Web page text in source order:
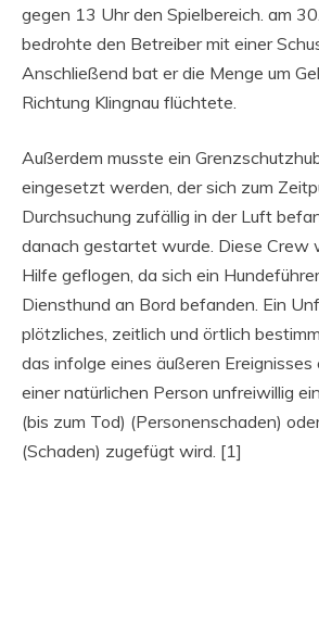
gegen 13 Uhr den Spielbereich. am
bedrohte den Betreiber mit einer
Anschließend bat er die Menge um
Richtung Klingnau flüchtete.
Außerdem musste ein
eingesetzt werden, der sich zum
Durchsuchung zufällig in der Luft
danach gestartet wurde. Diese Crew
Hilfe geflogen, da sich ein
Diensthund an Bord befanden. Ein
plötzliches, zeitlich und örtlich
das infolge eines äußeren Ereignisses
einer natürlichen Person unfreiwillig
(bis zum Tod) (Personenschaden)
(Schaden) zugefügt wird. [1]